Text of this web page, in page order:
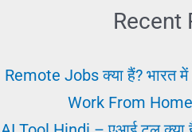
परीक्षा
अपडेट
Recent
Remote Jobs क्या हैं?
Work From